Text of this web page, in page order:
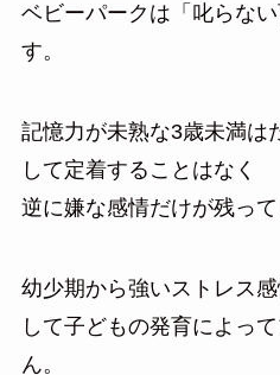
ベビーパークは「叱らな
す。
記憶力が未熟な3歳未満は
して定着することはなく
逆に嫌な感情だけが残って
幼少期から強いストレス
して子どもの発育によっ
ん。